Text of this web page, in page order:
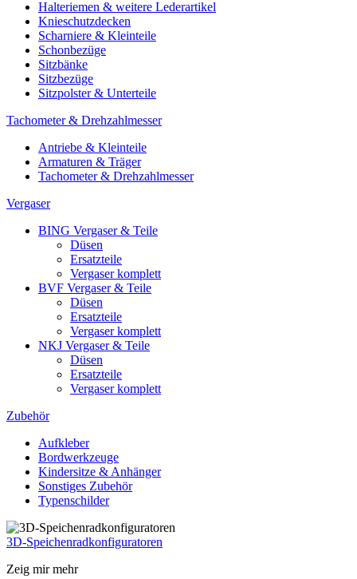
Halteriemen & weitere Lederartikel
Knieschutzdecken
Scharniere & Kleinteile
Schonbezüge
Sitzbänke
Sitzbezüge
Sitzpolster & Unterteile
Tachometer & Drehzahlmesser
Antriebe & Kleinteile
Armaturen & Träger
Tachometer & Drehzahlmesser
Vergaser
BING Vergaser & Teile
Düsen
Ersatzteile
Vergaser komplett
BVF Vergaser & Teile
Düsen
Ersatzteile
Vergaser komplett
NKJ Vergaser & Teile
Düsen
Ersatzteile
Vergaser komplett
Zubehör
Aufkleber
Bordwerkzeuge
Kindersitze & Anhänger
Sonstiges Zubehör
Typenschilder
3D-Speichenradkonfiguratoren
Zeig mir mehr